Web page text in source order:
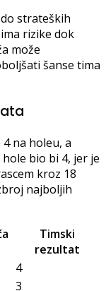
strateških
rizike dok
može
šanse tima
na holeu, a
bio bi 4, jer je
kroz 18
najboljih
Timski
rezultat
4
3